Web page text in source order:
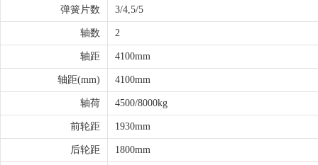
弹簧片数 3/4,5/5
轴数 2
轴距 4100mm
轴距(mm) 4100mm
轴荷 4500/8000kg
前轮距 1930mm
后轮距 1800mm